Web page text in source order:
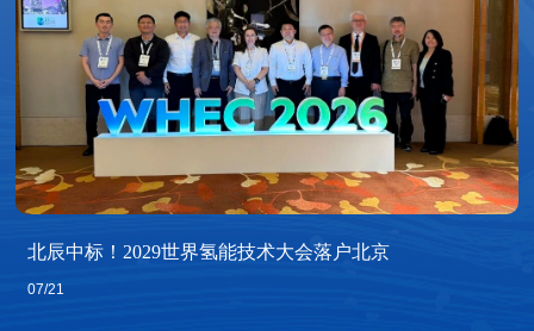
北辰中标！2029世界氢能技术大会落户北京
07/21